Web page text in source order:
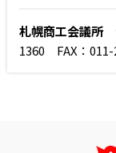
札幌商工会議所
1360 FAX：011-